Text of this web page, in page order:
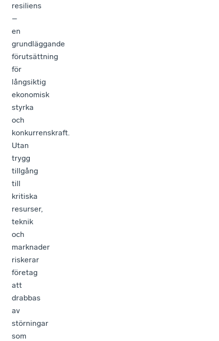
resiliens
–
en
grundläggande
förutsättning
för
långsiktig
ekonomisk
styrka
och
konkurrenskraft.
Utan
trygg
tillgång
till
kritiska
resurser,
teknik
och
marknader
riskerar
företag
att
drabbas
av
störningar
som